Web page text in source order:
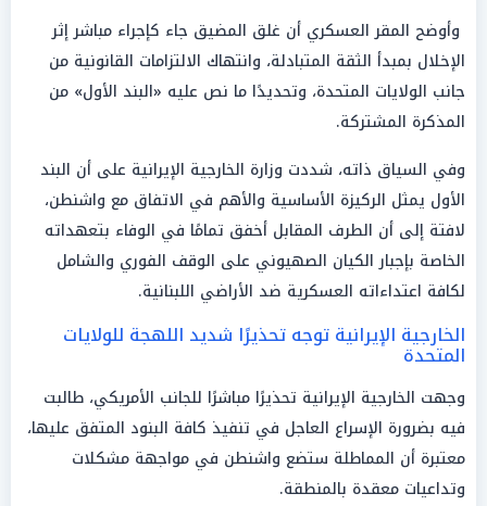
وأوضح المقر العسكري أن غلق المضيق جاء كإجراء مباشر إثر
الإخلال بمبدأ الثقة المتبادلة، وانتهاك الالتزامات القانونية من
جانب الولايات المتحدة، وتحديدًا ما نص عليه «البند الأول» من
المذكرة المشتركة.
وفي السياق ذاته، شددت وزارة الخارجية الإيرانية على أن البند
الأول يمثل الركيزة الأساسية والأهم في الاتفاق مع واشنطن،
لافتة إلى أن الطرف المقابل أخفق تمامًا في الوفاء بتعهداته
الخاصة بإجبار الكيان الصهيوني على الوقف الفوري والشامل
لكافة اعتداءاته العسكرية ضد الأراضي اللبنانية.
الخارجية الإيرانية توجه تحذيرًا شديد اللهجة للولايات
المتحدة
وجهت الخارجية الإيرانية تحذيرًا مباشرًا للجانب الأمريكي، طالبت
فيه بضرورة الإسراع العاجل في تنفيذ كافة البنود المتفق عليها،
معتبرة أن المماطلة ستضع واشنطن في مواجهة مشكلات
وتداعيات معقدة بالمنطقة.